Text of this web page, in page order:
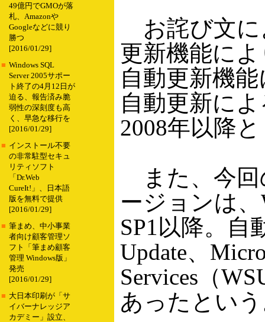
49億円でGMOが落
札、Amazonや
Googleなどに競り
勝つ
[2016/01/29]
■ Windows SQL
Server 2005サポー
ト終了の4月12日が
迫る、報告済み脆
弱性の深刻度も高
く、早急な移行を
[2016/01/29]
■ インストール不要
の非常駐型セキュ
リティソフト
「Dr.Web
CureIt!」、日本語
版を無料で提供
[2016/01/29]
■ 筆まめ、中小事業
者向け顧客管理ソ
フト「筆まめ顧客
管理 Windows版」
発売
[2016/01/29]
■ 大日本印刷が「サ
イバーナレッジア
カデミー」設立、
お詫び文に
更新機能に
自動更新機
自動更新に
2008年以降
また、今回
ージョンは、
SP1以降。自
Update、
Services（
あったとい